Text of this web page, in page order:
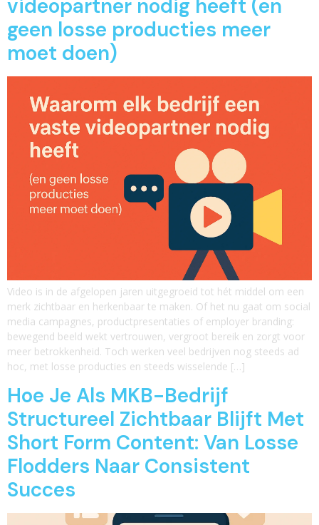
videopartner nodig heeft (en
geen losse producties meer
moet doen)
Video is in de afgelopen jaren uitgegroeid tot hét middel om een
merk zichtbaar en herkenbaar te maken. Of het nu gaat om social
media campagnes, productpresentaties of employer branding:
bewegend beeld wekt vertrouwen, vergroot bereik en zorgt voor
meer betrokkenheid. Toch werken veel bedrijven nog steeds ad
hoc, met losse producties en steeds wisselende […]
Hoe Je Als MKB-Bedrijf
Structureel Zichtbaar Blijft Met
Short Form Content: Van Losse
Flodders Naar Consistent
Succes